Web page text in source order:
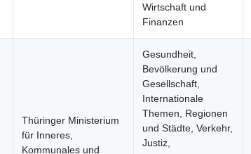
Wirtschaft und
Finanzen
Thüringer Ministerium
für Inneres,
Kommunales und
Gesundheit,
Bevölkerung und
Gesellschaft,
Internationale
Themen, Regionen
und Städte, Verkehr,
Justiz,